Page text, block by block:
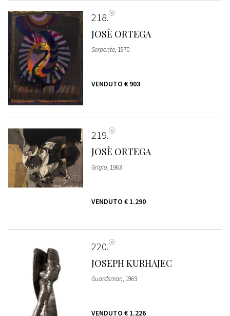
218
JOSÈ ORTEGA
Serpente, 1970
VENDUTO € 903
219
JOSÈ ORTEGA
Grigio, 1963
VENDUTO € 1.290
220
JOSEPH KURHAJEC
Guardsman, 1969
VENDUTO € 1.226